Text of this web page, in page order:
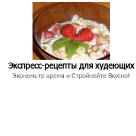
Экспресс-рецепты для худеющих
Экономьте время и Стройнейте Вкусно!